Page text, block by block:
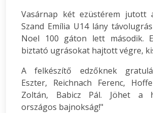
Vasárnap két ezüstérem jutott
Szand Emília U14 lány
Noel 100 gáton lett második.
biztató ugrásokat hajtott végre,
A felkészítő edzőknek
Eszter, Reichnach Ferenc,
Zoltán, Babicz Pál. Jöhet a
országos bajnokság!"